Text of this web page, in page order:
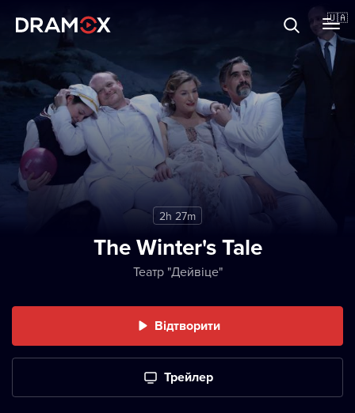
🇺🇦
Cертифікати
Зареєструватися
2h 27m
The Winter's Tale
Театр "Дейвіце"
Відтворити
Трейлер